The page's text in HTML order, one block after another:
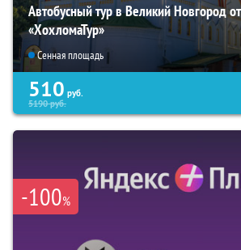
Автобусный тур в Великий Новгород
«ХохломаТур»
Сенная площадь
510 руб.
5190руб.
-100%